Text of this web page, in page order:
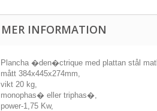
MER INFORMATION
Plancha �den�ctrique med plattan stål
mått 384x445x274mm,
vikt 20 kg,
monophas� eller triphas�,
power-1,75 Kw,